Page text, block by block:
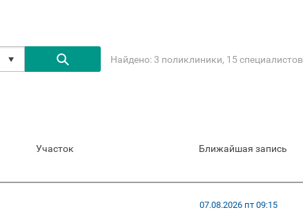
Найдено: 3 поликлиники, 15 специалистов
Участок Ближайшая запись
07.08.2026 пт 09:15